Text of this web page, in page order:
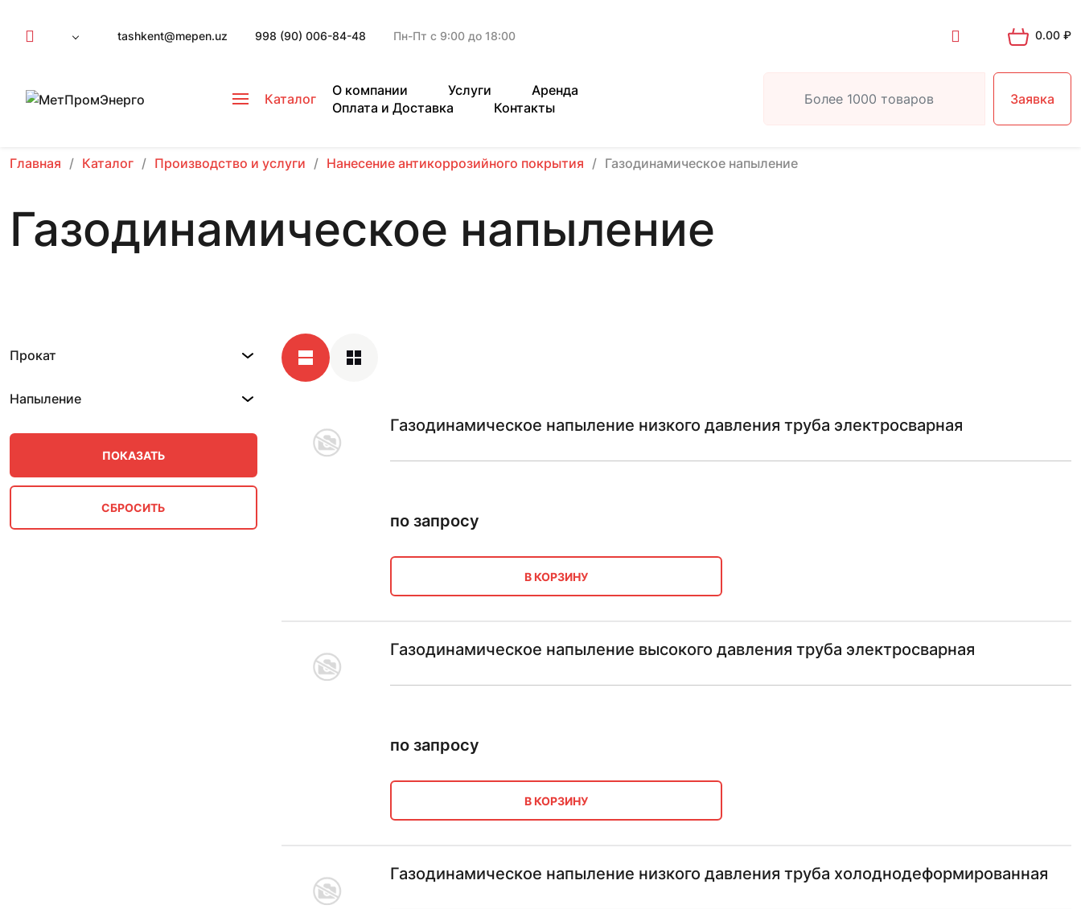
tashkent@mepen.uz 998 (90) 006-84-48 Пн-Пт с 9:00 до 18:00 0.00 ₽
Каталог
О компании Услуги
Аренда
Оплата и Доставка
Контакты
Заявка
Главная Каталог Производство и услуги Нанесение антикоррозийного покрытия Газодинамическое напыление
Газодинамическое напыление
Прокат
Напыление
Газодинамическое напыление низкого давления труба электросварная
по запросу
В КОРЗИНУ
Газодинамическое напыление высокого давления труба электросварная
по запросу
В КОРЗИНУ
Газодинамическое напыление низкого давления труба холоднодеформированная